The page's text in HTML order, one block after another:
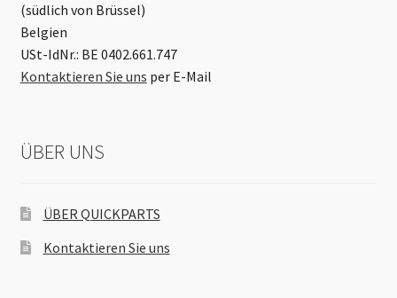
(südlich von Brüssel)
Belgien
USt-IdNr.: BE 0402.661.747
Kontaktieren Sie uns per E-Mail
ÜBER UNS
ÜBER QUICKPARTS
Kontaktieren Sie uns